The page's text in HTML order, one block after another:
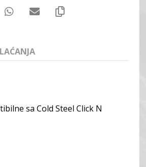
sa Cold Steel Click N